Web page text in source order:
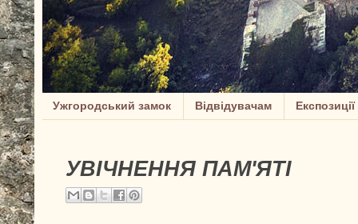
Ужгородський замок Відвідувачам Експозиції
УВІЧНЕННЯ ПАМ'ЯТІ